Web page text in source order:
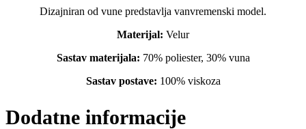
Dizajniran od vune predstavlja vanvremenski model.
Materijal: Velur
Sastav materijala: 70% poliester, 30% vuna
Sastav postave: 100% viskoza
Dodatne informacije